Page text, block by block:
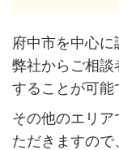
府中市を中心に
弊社からご相談
することが可能
その他のエリ
ただきますので